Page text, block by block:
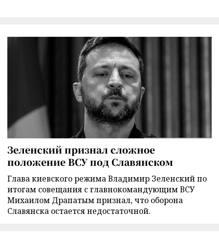
Зеленский признал сложное
положение ВСУ под Славянском
Глава киевского режима Владимир Зеленский по
итогам совещания с главнокомандующим ВСУ
Михаилом Драпатым признал, что оборона
Славянска остается недостаточной.